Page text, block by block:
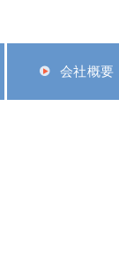
会社概要